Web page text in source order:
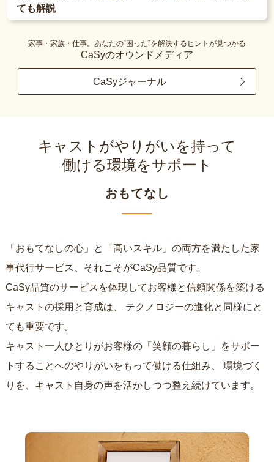
ても解説
家事・家族・仕事。あなたの“困った”を解決するヒントが見つかる
CaSyのオウンドメディア
CaSyジャーナル
キャストがやりがいを持って
働ける環境をサポート
おもてなし
「おもてなしの心」と「高いスキル」の両方を満たした家
事代行サービス、それこそがCaSy品質です。
CaSy品質のサービスを体現してお客様と信頼関係を築ける
キャストの採用と育成は、
ても重要です。
キャスト一人ひとりがお客様の「笑顔の暮らし」をサポー
トすることへのやりがいをもって働ける仕組み、
りを、キャスト自身の声を活かしつつ整え続けています。